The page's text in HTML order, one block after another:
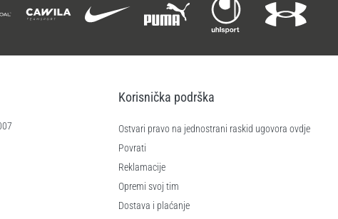
Korisnička podrška
Ostvari pravo na jednostrani raskid ugovora ovdje
Povrati
Reklamacije
Opremi svoj tim
Dostava i plaćanje